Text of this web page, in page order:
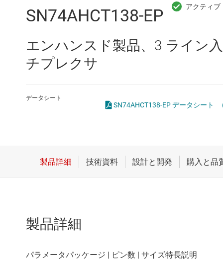
インターフェイス
ダイ / ウェハー サービス
ア
デ
SN74AHCT138-EP
エンハンスド製品、3 ライン
チプレクサ
データシート
SN74AHCT138-EP データシート
製品詳細